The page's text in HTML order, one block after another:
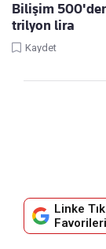
Bilişim
trilyon lira
Kaydet
Linke